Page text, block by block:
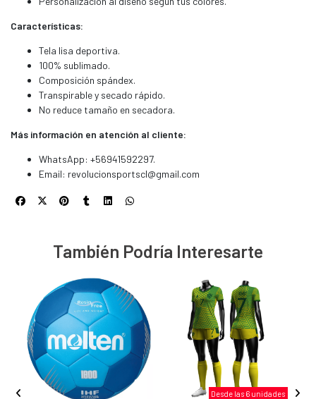
Características:
Tela lisa deportiva.
100% sublimado.
Composición spándex.
Transpirable y secado rápido.
No reduce tamaño en secadora.
Más información en atención al cliente:
WhatsApp: +56941592297.
Email: revolucionsportscl@gmail.com
También Podría Interesarte
Desde las 6 unidades